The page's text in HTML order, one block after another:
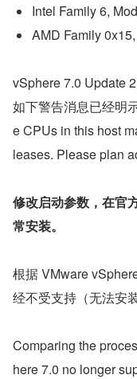
Intel Family 6,
AMD Family
vSphere 7.0 Update
如下警告消息已经明
e CPUs in this host
leases. Please plan
修改启动参数，在官
常安装。
根据 VMware
经不受支持（无法安
Comparing the
here 7.0 no longer